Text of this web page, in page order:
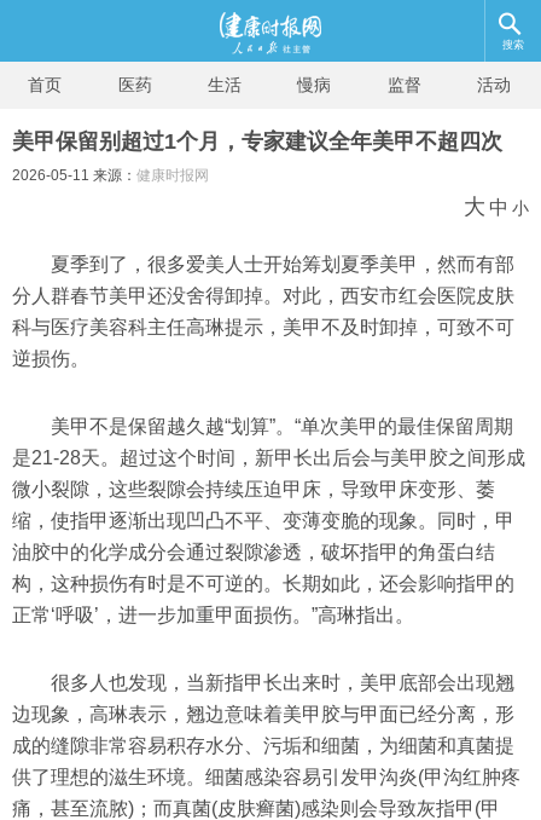
搜索
首页 医药 生活 慢病 监督 活动
美甲保留别超过1个月，专家建议全年美甲不超四次
2026-05-11 来源： 健康时报网
大 中 小
夏季到了，很多爱美人士开始筹划夏季美甲，然而有部
分人群春节美甲还没舍得卸掉。对此，西安市红会医院皮肤
科与医疗美容科主任高琳提示，美甲不及时卸掉，可致不可
逆损伤。
美甲不是保留越久越“划算”。“单次美甲的最佳保留周期
是21-28天。超过这个时间，新甲长出后会与美甲胶之间形成
微小裂隙，这些裂隙会持续压迫甲床，导致甲床变形、萎
缩，使指甲逐渐出现凹凸不平、变薄变脆的现象。同时，甲
油胶中的化学成分会通过裂隙渗透，破坏指甲的角蛋白结
构，这种损伤有时是不可逆的。长期如此，还会影响指甲的
正常‘呼吸’，进一步加重甲面损伤。”高琳指出。
很多人也发现，当新指甲长出来时，美甲底部会出现翘
边现象，高琳表示，翘边意味着美甲胶与甲面已经分离，形
成的缝隙非常容易积存水分、污垢和细菌，为细菌和真菌提
供了理想的滋生环境。细菌感染容易引发甲沟炎(甲沟红肿疼
痛，甚至流脓)；而真菌(皮肤癣菌)感染则会导致灰指甲(甲